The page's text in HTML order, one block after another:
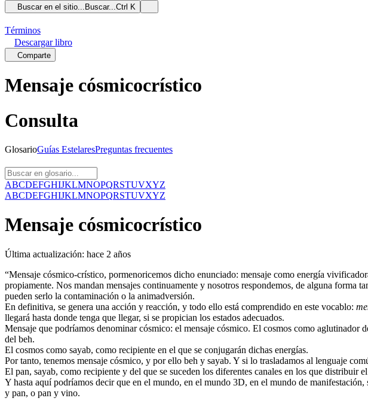
Buscar en el sitio... Buscar...Ctrl K
Términos
Descargarlibro
Comparte
Mensaje cósmicocrístico
Consulta
GlosarioGuías EstelaresPreguntas frecuentes
ABCDEFGHIJKLMNOPQRSTUVXYZ
ABCDEFGHIJKLMNOPQRSTUVXYZ
Mensaje cósmicocrístico
Última actualización: hace 2 años
“Mensaje cósmico-crístico, pormenoricemos dicho enunciado: mensaje como energía
propiamente. Nos mandan mensajes continuamente y nosotros respondemos, de alguna forma
pueden serlo la contaminación o la animadversión.
En definitiva, se genera una acción y reacción, y todo ello está comprendido en este vocablo:
llegará hasta donde tenga que llegar, si se propician los estados adecuados.
Mensaje que podríamos denominar cósmico: el mensaje cósmico. El cosmos como aglutinador
del beh.
El cosmos como sayab, como recipiente en el que se conjugarán dichas energías.
Por tanto, tenemos mensaje cósmico, y por ello beh y sayab. Y si lo trasladamos al lenguaje
El pan, sayab, como recipiente y del que se suceden los diferentes canales en los que distribuir
Y hasta aquí podríamos decir que en el mundo, en el mundo 3D, en el mundo de
y pan, o pan y vino.